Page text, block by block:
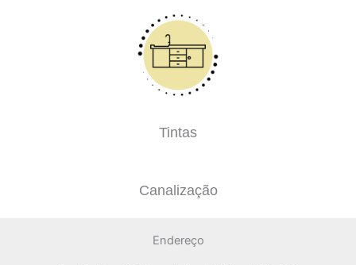
Tintas
Canalização
Endereço